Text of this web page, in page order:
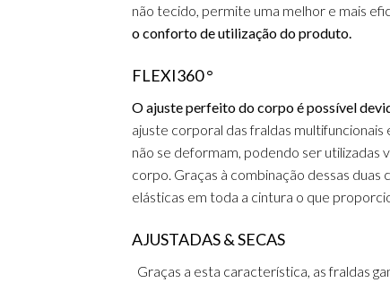
não tecido, permite uma melhor e mais
o conforto de utilização do produto.
FLEXI360 °
O ajuste perfeito do corpo é possível
ajuste corporal das fraldas
não se deformam, podendo ser utilizadas
corpo. Graças à combinação dessas
elásticas em toda a cintura o que
AJUSTADAS & SECAS
Graças a esta característica, as fraldas